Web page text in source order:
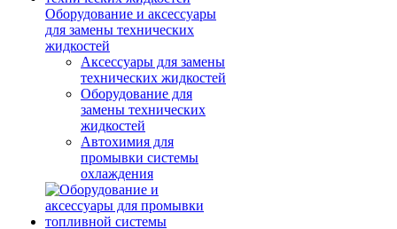
Оборудование и аксессуары
для замены технических
жидкостей
Аксессуары для замены
технических жидкостей
Оборудование для
замены технических
жидкостей
Автохимия для
промывки системы
охлаждения